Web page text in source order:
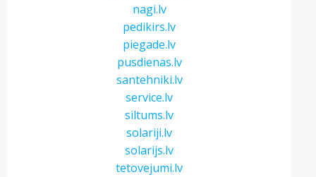
nagi.lv
pedikirs.lv
piegade.lv
pusdienas.lv
santehniki.lv
service.lv
siltums.lv
solariji.lv
solarijs.lv
tetovejumi.lv